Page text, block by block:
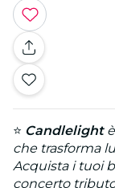
⭐ Candlelightè
che trasforma
Acquista i tuoi
concerto